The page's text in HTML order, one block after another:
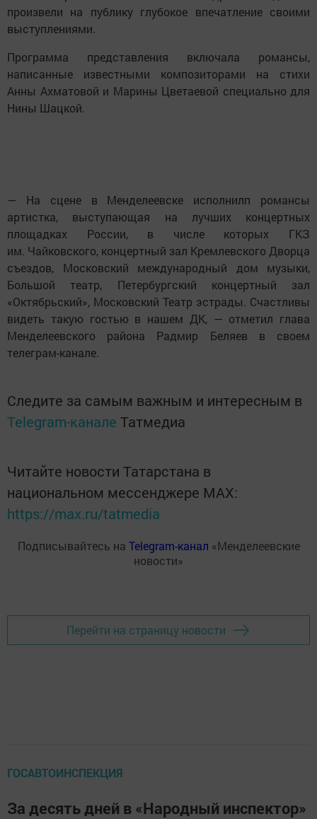
произвели на публику глубокое впечатление своими
выступлениями.
Программа представления включала романсы,
написанные известными композиторами на стихи
Анны Ахматовой и Марины Цветаевой специально для
Нины Шацкой.
— На сцене в Менделеевске исполнилп романсы
артистка, выступающая на лучших концертных
площадках России, в числе которых ГКЗ
им. Чайковского, концертный зал Кремлевского Дворца
съездов, Московский международный дом музыки,
Большой театр, Петербургский концертный зал
«Октябрьский», Московский Театр эстрады. Счастливы
видеть такую гостью в нашем ДК, — отметил глава
Менделеевского района Радмир Беляев в своем
телеграм-канале.
Следите за самым важным и интересным в
Telegram-канале Татмедиа
Читайте новости Татарстана в
национальном мессенджере MАХ:
https://max.ru/tatmedia
Подписывайтесь на Telegram-канал «Менделеевские
новости»
Перейти на страницу новости
ГОСАВТОИНСПЕКЦИЯ
За десять дней в «Народный инспектор»